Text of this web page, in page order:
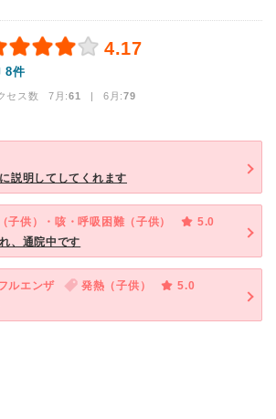
4.17
8件
セス数 7月:61 | 6月:79
説明してしてくれます
子供）・咳・呼吸困難（子供）
5.0
、通院中です
ルエンザ 発熱（子供）
5.0